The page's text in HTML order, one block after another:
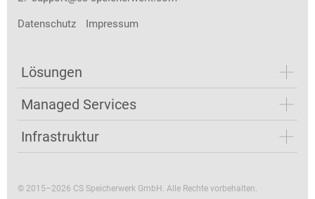
Datenschutz Impressum
Lösungen
Managed Services
Infrastruktur
© 2015–2026 CS Speicherwerk GmbH. Alle Rechte vorbehalten.